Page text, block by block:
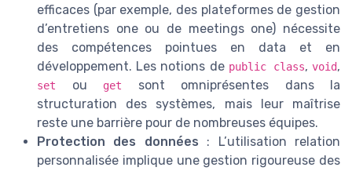
efficaces (par exemple, des plateformes de gestion
d’entretiens one ou de meetings one) nécessite
des compétences pointues en data et en
développement. Les notions de public class,void,
set ou get
sont omniprésentes dans la
structuration des systèmes, mais leur maîtrise
reste une barrière pour de nombreuses équipes.
Protection des données : L’utilisation relation
personnalisée implique une gestion rigoureuse des